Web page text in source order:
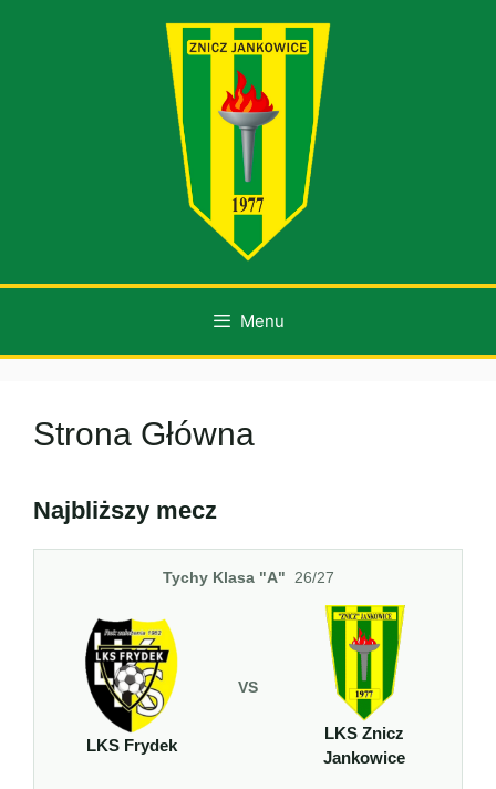
Menu
Strona Główna
Najbliższy mecz
Tychy Klasa "A" 26/27
LKS Frydek
VS
LKS Znicz
Jankowice